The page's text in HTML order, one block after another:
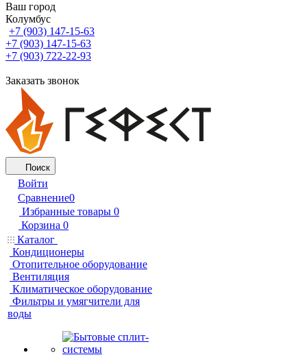
Ваш город
Колумбус
+7 (903) 147-15-63
+7 (903) 147-15-63
+7 (903) 722-22-93
Заказать звонок
Поиск
Войти
Сравнение0
Избранные товары 0
Корзина 0
Каталог
Кондиционеры
Отопительное оборудование
Вентиляция
Климатическое оборудование
Фильтры и умягчители для
воды